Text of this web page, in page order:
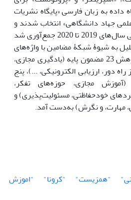
داده به زبان فارسی «پایگاه نشریات
جهاد دانشگاهی» انتخاب شدند و
مقالات مرتبط در بازۀ زمانی سال‌های 2019 تا 2020 جمع‌آوری شد
به شیوۀ شبکۀ مضامین با واژه‌های
کلیدی مرتبط با هدف پژوهش 23 مضمون پایه (یادگیری مجازی،
دور، ارزیابی الکترونیکی، ...)، پنج
مجازی، حوزه‌های تفکر،
خودحفاظتی، مسئولیت‌پذیری) و
مهارت، و نگرش) به‌دست آمد.
"همزیست" "کرونا"
"اموزش